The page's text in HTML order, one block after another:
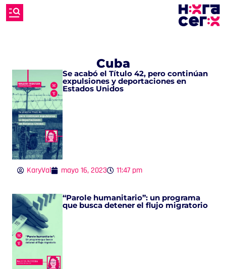
Cuba
Se acabó el Título 42, pero continúan
expulsiones y deportaciones en
Estados Unidos
KaryVal mayo 16, 2023 11:47 pm
“Parole humanitario”: un programa
que busca detener el flujo migratorio